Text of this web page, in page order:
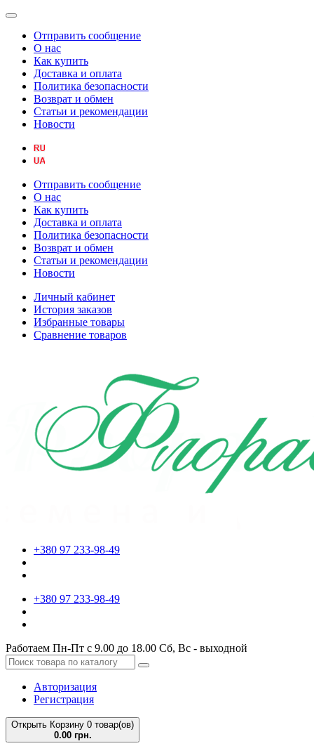
Отправить сообщение
О нас
Как купить
Доставка и оплата
Политика безопасности
Возврат и обмен
Статьи и рекомендации
Новости
Отправить сообщение
О нас
Как купить
Доставка и оплата
Политика безопасности
Возврат и обмен
Статьи и рекомендации
Новости
Личный кабинет
История заказов
Избранные товары
Сравнение товаров
+380 97 233-98-49
+380 97 233-98-49
Работаем Пн-Пт с 9.00 до 18.00 Сб, Вс - выходной
Авторизация
Регистрация
Открыть Корзину 0 товар(ов)
0.00 грн.